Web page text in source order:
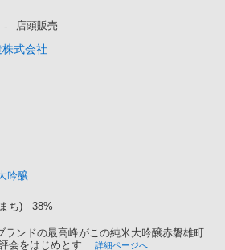
- 店頭販売
式会社
吟醸
ち) - 38%
ランドの最高峰がこの純米大吟醸赤磐雄町
会をはじめとす... 詳細ページへ